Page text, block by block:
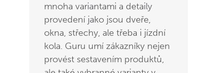
mnoha variantami a detaily
provedení jako jsou dveře,
okna, střechy, ale třeba i jízdní
kola. Guru umí zákazníky nejen
provést sestavením produktů,